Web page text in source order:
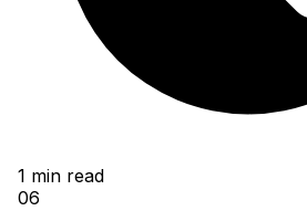
1 min read
06